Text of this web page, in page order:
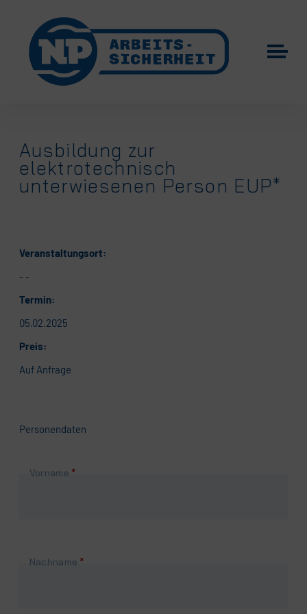
Ausbildung zur
elektrotechnisch
unterwiesenen Person EUP*
Veranstaltungsort:
- -
Termin:
05.02.2025
Preis:
Auf Anfrage
Personendaten
Pflichtfeld
Vorname *
Pflichtfeld
Nachname *